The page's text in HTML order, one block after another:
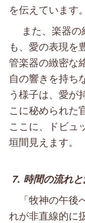
を伝えています。
また、楽器の
も、愛の表現を
管楽器の緻密な
自の響きを持ち
う様子は、愛が
こに秘められた
ここに、ドビュ
垣間見えます。
7. 時間の流れ
「牧神の午後
れが非直線的に